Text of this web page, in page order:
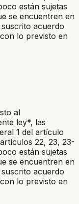
están sujetas
se encuentren en
acuerdo
lo previsto en
al
ley*, las
1 del artículo
22, 23, 23-
están sujetas
se encuentren en
acuerdo
lo previsto en